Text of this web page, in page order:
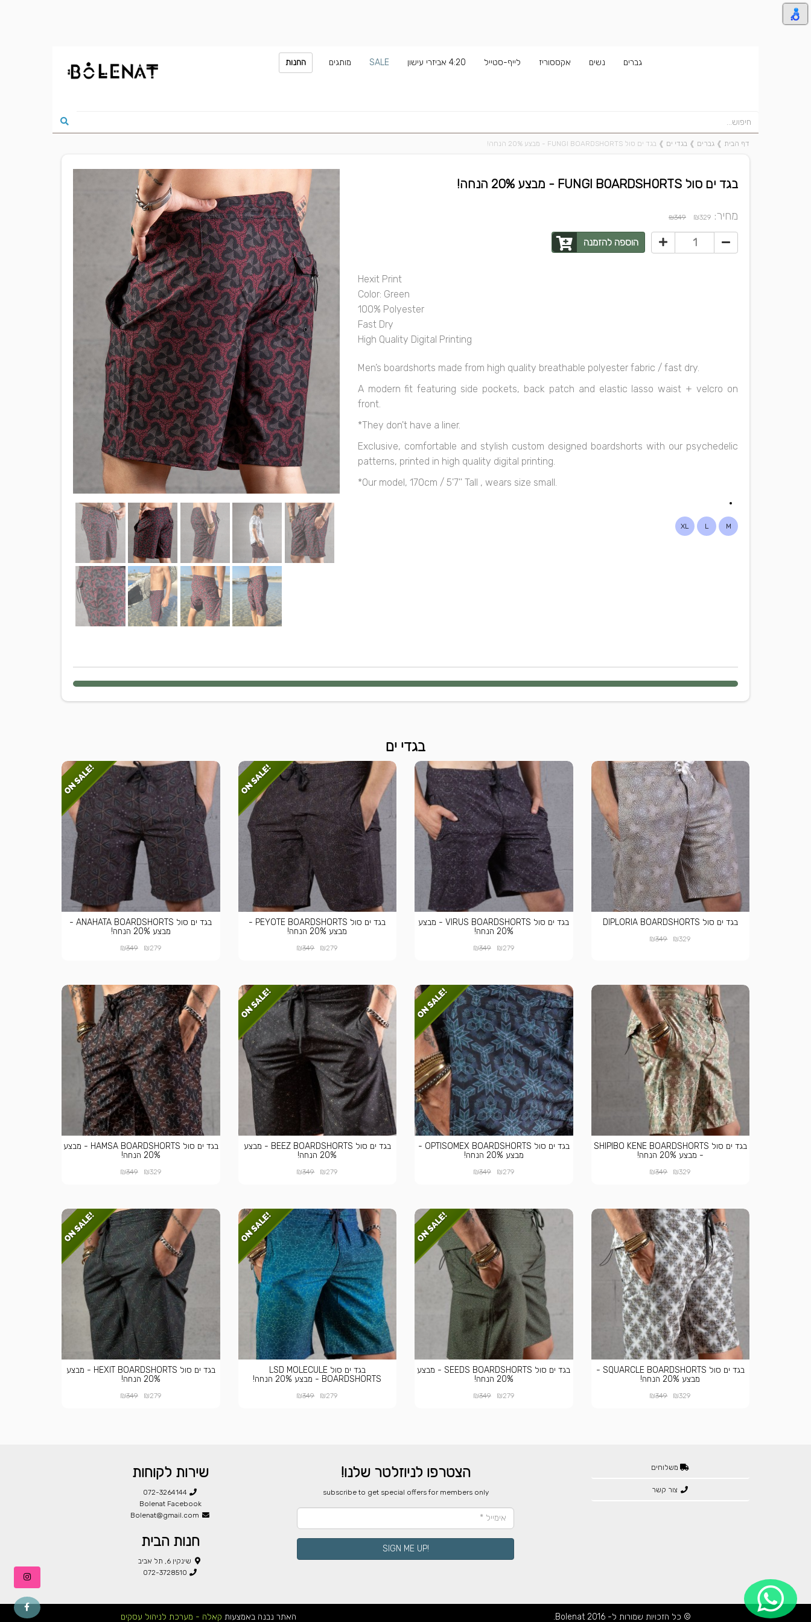
גברים נשים אקססוריז לייף-סטייל 4:20 אביזרי עישון SALE מותגים החנות
דף הבית ❱ גברים ❱ בגדי ים ❱ בגד ים סול FUNGI BOARDSHORTS - מבצע 20% הנחה!
בגד ים סול FUNGI BOARDSHORTS - מבצע 20% הנחה!
מחיר: ₪329
₪349
הוספה להזמנה
Hexit Print
Color: Green
100% Polyester
Fast Dry
High Quality Digital Printing
Men’s boardshorts made from high quality breathable polyester fabric / fast dry.
A modern fit featuring side pockets, back patch and elastic lasso waist + velcro on
front.
*They don't have a liner.
Exclusive, comfortable and stylish custom designed boardshorts with our psychedelic
patterns, printed in high quality digital printing.
*Our model, 170cm / 5'7'' Tall , wears size small.
M
L
XL
בגדי ים
בגד ים סול DIPLORIA BOARDSHORTS
₪329
₪349
בגד ים סול VIRUS BOARDSHORTS - מבצע
20% הנחה!
₪279
₪349
בגד ים סול PEYOTE BOARDSHORTS -
מבצע 20% הנחה!
₪279
₪349
בגד ים סול ANAHATA BOARDSHORTS -
מבצע 20% הנחה!
₪279
₪349
בגד ים סול SHIPIBO KENE BOARDSHORTS
- מבצע 20% הנחה!
₪329
₪349
בגד ים סול OPTISOMEX BOARDSHORTS -
מבצע 20% הנחה!
₪279
₪349
בגד ים סול BEEZ BOARDSHORTS - מבצע
20% הנחה!
₪279
₪349
בגד ים סול HAMSA BOARDSHORTS - מבצע
20% הנחה!
₪329
₪349
בגד ים סול SQUARCLE BOARDSHORTS -
מבצע 20% הנחה!
₪329
₪349
בגד ים סול SEEDS BOARDSHORTS - מבצע
20% הנחה!
₪279
₪349
בגד ים סול LSD MOLECULE
BOARDSHORTS - מבצע 20% הנחה!
₪279
₪349
בגד ים סול HEXIT BOARDSHORTS - מבצע
20% הנחה!
₪279
₪349
משלוחים
צור קשר
הצטרפו לניוזלטר שלנו!
​subscribe to get special offers for members only
!SIGN ME UP
שירות לקוחות
072-3264144
Bolenat Facebook
Bolenat@gmail.com
חנות הבית
שינקין 6, תל אביב
072-3728510
© כל הזכויות שמורות ל- Bolenat 2016. האתר נבנה באמצעות קאלה - מערכת לניהול עסקים